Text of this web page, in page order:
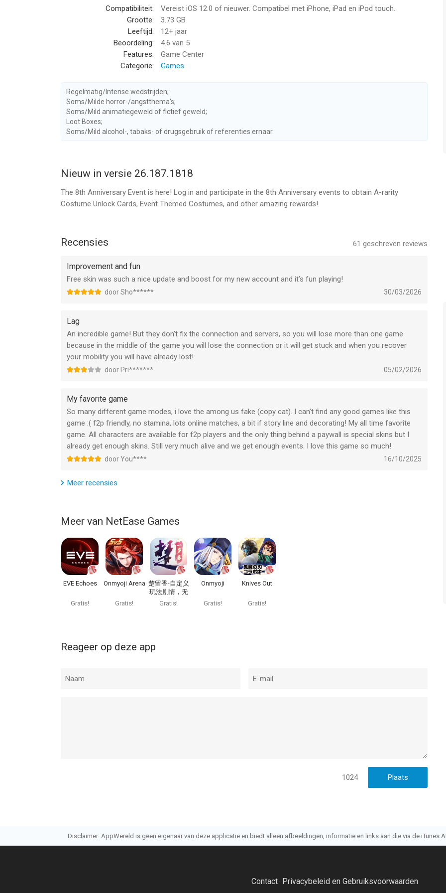
abandoned manor and search for a missing girl. And as you get closer and closer to the truth, you find
something horrifying...
Randomized Map Adjustments:
Within every new game, map would be altered accordingly. You will never know what’s to expect.
Multiple characters to choose from, customized characters to fit your own personal strategy and get the final
victory!
Are you ready for it?
Facebook: www.facebook.com/IdentityV
Twitter: www.twitter.com/GameIdentityV
YouTube: www.youtube.com/c/IdentityV
--
Identity V van NetEase Games is een app voor iPhone, iPad en iPod touch met iOS versie 12.0 of hoger, geschikt
bevonden voor gebruikers met leeftijden vanaf
Informatie voor Identity Vis het laatst vergeleken op 6 Aug om 23:22.
Compatibiliteit:
Vereist iOS 12.0 of nieuwer. Compatibel met iPhone, iPad en iPod touch.
Grootte:
3.73 GB
Leeftijd:
12+ jaar
Beoordeling:
4.6 van 5
Features:
Game Center
Categorie:
Games
Regelmatig/Intense wedstrijden;
Soms/Milde horror-/angstthema’s;
Soms/Mild animatiegeweld of fictief geweld;
Loot Boxes;
Soms/Mild alcohol-, tabaks- of drugsgebruik of referenties ernaar.
Nieuw in versie 26.187.1818
The 8th Anniversary Event is here! Log in and participate in the 8th Anniversary events to obtain A-rarity
Costume Unlock Cards, Event Themed Costumes, and other amazing rewards!
61 geschreven reviews
Recensies
Improvement and fun
Free skin was such a nice update and boost for my new account and it’s fun playing!
door Sho****** 30/03/2026
Lag
An incredible game! But they don’t fix the connection and servers, so you will lose more than one game
because in the middle of the game you will lose the connection or it will get stuck and when you recover
your mobility you will have already lost!
door Pri******* 05/02/2026
My favorite game
So many different game modes, i love the among us fake (copy cat). I can’t find any good games like this
game :( f2p friendly, no stamina, lots online matches, a bit if story line and decorating! My all time favorite
game. All characters are available for f2p players and the only thing behind a paywall is special skins but I
already get enough skins. Still very much alive and we get enough events. I love this game so much!
door You**** 16/10/2025
Meer recensies
Meer van NetEase Games
EVE Echoes
Gratis!
Onmyoji Arena
Gratis!
楚留香-自定义
玩法剧情，无
边界沙盒江湖
Gratis!
Onmyoji
Gratis!
Knives Out
Gratis!
Reageer op deze app
1024
Disclaimer: AppWereld is geen eigenaar van deze applicatie en biedt alleen afbeeldingen, informatie en links aan die via de iTunes
Contact· Privacybeleid en Gebruiksvoorwaarden